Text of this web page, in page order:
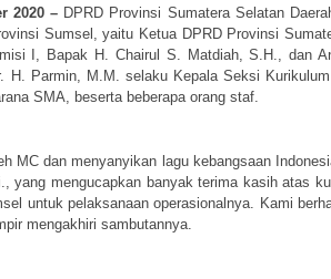
2020 – DPRD Provinsi Sumatera Selatan
Sumsel, yaitu Ketua DPRD Provinsi
I, Bapak H. Chairul S. Matdiah, S.H., dan
H. Parmin, M.M. selaku Kepala Seksi
SMA, beserta beberapa orang staf.
MC dan menyanyikan lagu kebangsaan
yang mengucapkan banyak terima kasih atas
untuk pelaksanaan operasionalnya. Kami
mengakhiri sambutannya.